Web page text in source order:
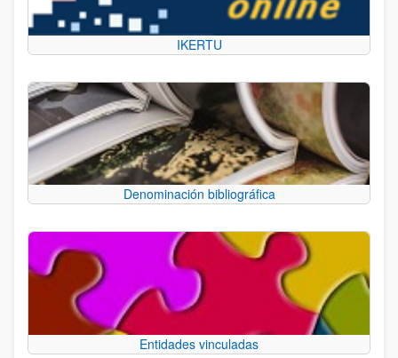
IKERTU
Denominación bibliográfica
Entidades vinculadas